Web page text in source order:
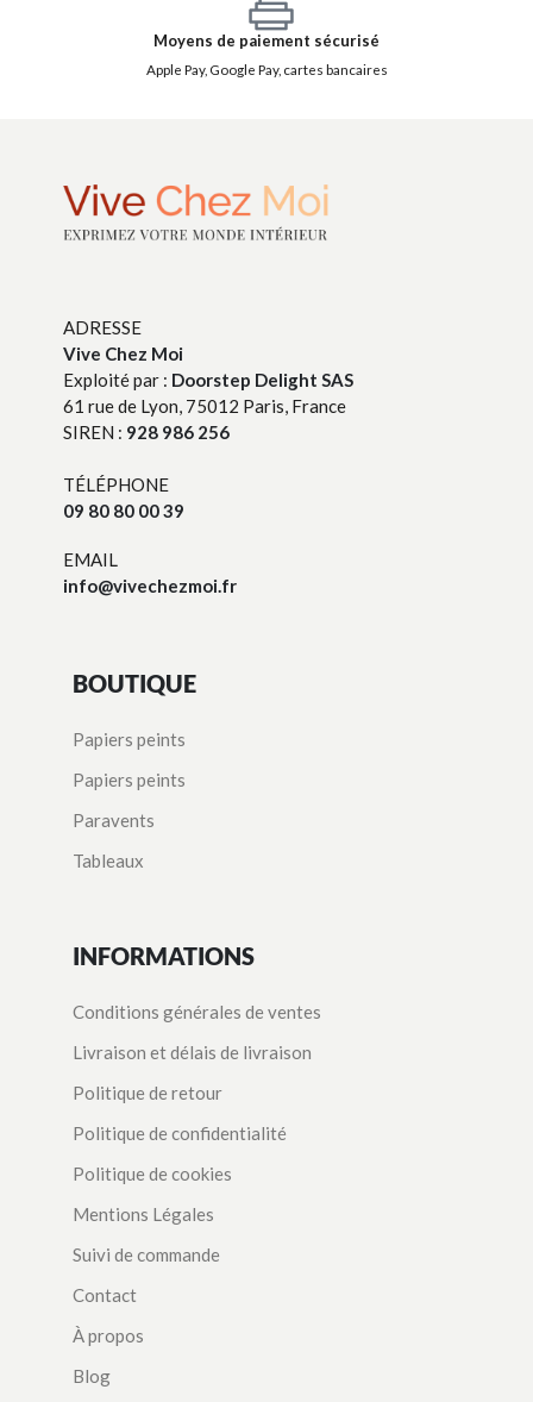
Moyens de paiement sécurisé
Apple Pay, Google Pay, cartes bancaires
ADRESSE
Vive Chez Moi
Exploité par : Doorstep Delight SAS
61 rue de Lyon, 75012 Paris, France
SIREN : 928 986 256
TÉLÉPHONE
09 80 80 00 39
EMAIL
info@vivechezmoi.fr
BOUTIQUE
Papiers peints
Papiers peints
Paravents
Tableaux
INFORMATIONS
Conditions générales de ventes
Livraison et délais de livraison
Politique de retour
Politique de confidentialité
Politique de cookies
Mentions Légales
Suivi de commande
Contact
À propos
Blog